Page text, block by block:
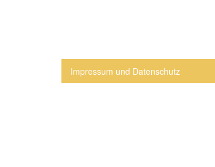
Impressum und Datenschutz